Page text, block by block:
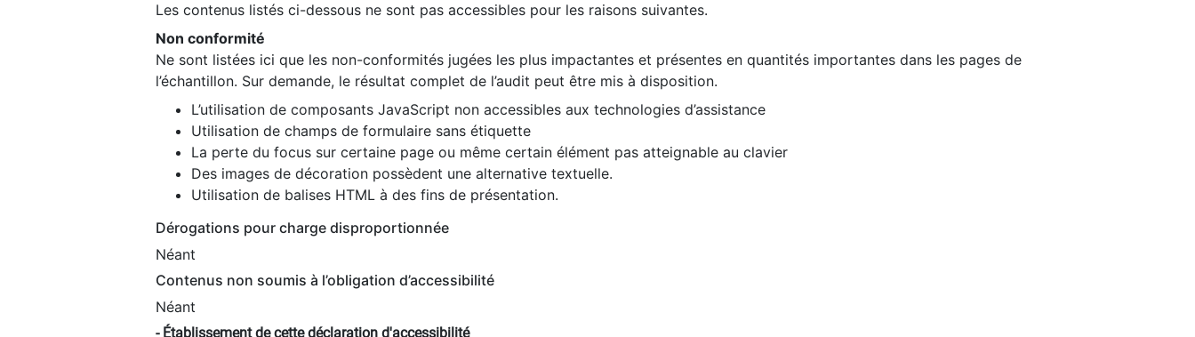
Les contenus listés ci-dessous ne sont pas accessibles pour les raisons suivantes.
Non conformité
Ne sont listées ici que les non-conformités jugées les plus impactantes et présentes en quantités importantes dans les pages de
l’échantillon. Sur demande, le résultat complet de l’audit peut être mis à disposition.
L’utilisation de composants JavaScript non accessibles aux technologies d’assistance
Utilisation de champs de formulaire sans étiquette
La perte du focus sur certaine page ou même certain élément pas atteignable au clavier
Des images de décoration possèdent une alternative textuelle.
Utilisation de balises HTML à des fins de présentation.
Dérogations pour charge disproportionnée
Néant
Contenus non soumis à l’obligation d’accessibilité
Néant
- Établissement de cette déclaration d'accessibilité